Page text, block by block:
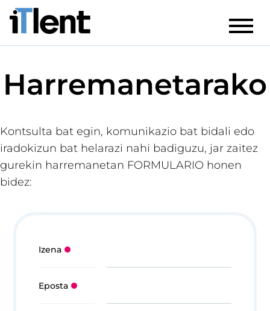
Harremanetarako
Kontsulta bat egin, komunikazio bat bidali edo
iradokizun bat helarazi nahi badiguzu, jar zaitez
gurekin harremanetan FORMULARIO honen
bidez:
Izena
Eposta